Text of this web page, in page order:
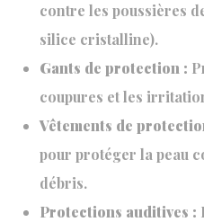
contre les poussières
silice cristalline).
Gants de protection :
coupures et les
Vêtements de
pour protéger la peau
débris.
Protections auditives :